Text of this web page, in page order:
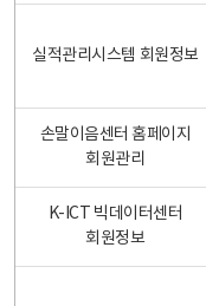
실적관리시스템 회원정보
손말이음센터 홈페이지
회원관리
K-ICT 빅데이터센터
회원정보